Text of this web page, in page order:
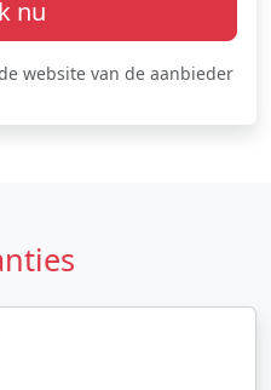
nu
website van de aanbieder